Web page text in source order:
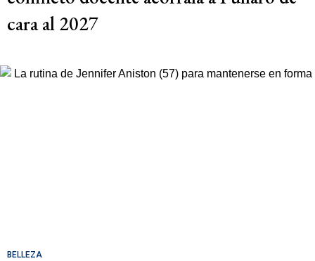
cara al 2027
BELLEZA